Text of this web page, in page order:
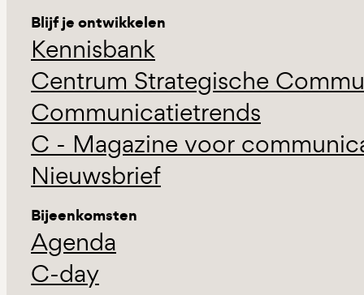
Blijf je ontwikkelen
Kennisbank
Centrum Strategische
Communicatietrends
C - Magazine voor
Nieuwsbrief
Bijeenkomsten
Agenda
C-day